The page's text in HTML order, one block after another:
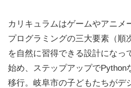
カリキュラムはゲームやアニメ
プログラミングの三大要素（順
を自然に習得できる設計になっ
始め、ステップアップでPython
移行。岐阜市の子どもたちがデ